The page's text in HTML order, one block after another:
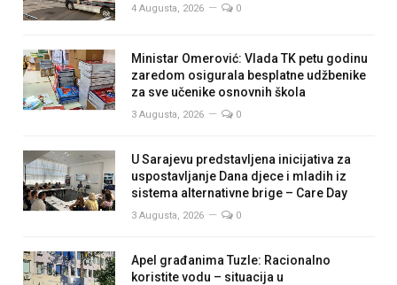
4 Augusta, 2026 0
Ministar Omerović: Vlada TK petu godinu
zaredom osigurala besplatne udžbenike
za sve učenike osnovnih škola
3 Augusta, 2026 0
U Sarajevu predstavljena inicijativa za
uspostavljanje Dana djece i mladih iz
sistema alternativne brige – Care Day
3 Augusta, 2026 0
Apel građanima Tuzle: Racionalno
koristite vodu – situacija u